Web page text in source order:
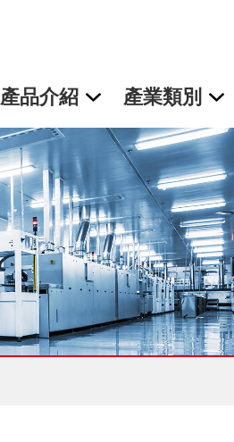
產品介紹 產業類別